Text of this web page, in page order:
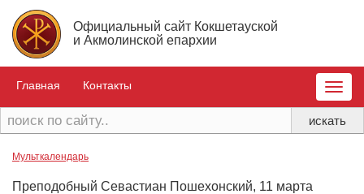
Официальный сайт Кокшетауской
и Акмолинской епархии
Главная Контакты
Toggle
Мульткалендарь
Преподобный Севастиан Пошехонский, 11 марта